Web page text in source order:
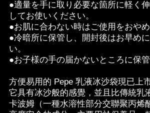
●適量を手に取り必要な箇所に軽く
してお使いください。
●お肌に合わない時はご使用をおやめ
●冷暗所に保管し、開封後はお早め
い。
●お子様の手の届かないところに保管
方便易用的 Pepe 乳液冰沙袋現已上
它具有冰沙般的感覺，並且比傳統乳
卡波姆（一種水溶性部分交聯聚丙烯